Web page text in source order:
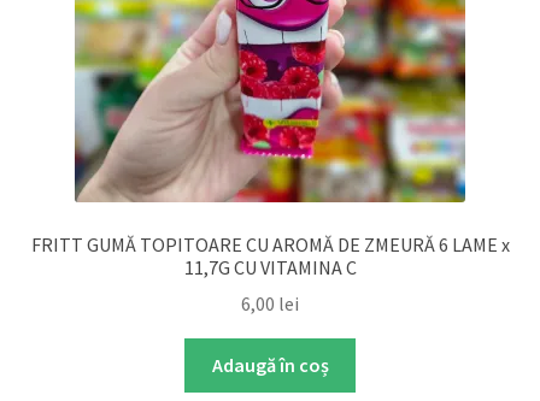
FRITT GUMĂ TOPITOARE CU AROMĂ DE ZMEURĂ 6 LAME x
11,7G CU VITAMINA C
6,00 lei
Adaugă în coș